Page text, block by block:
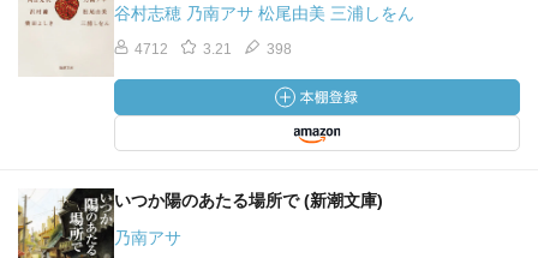
谷村志穂 乃南アサ 松尾由美 三浦しをん
4712 3.21 398
いつか陽のあたる場所で (新潮文庫)
乃南アサ